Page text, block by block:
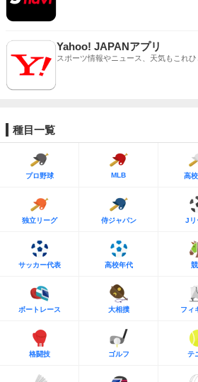
Yahoo! JAPANアプリ
スポーツ情報やニュース、天気もこれ
種目一覧
プロ野球 MLB 高
独立リーグ 侍ジャパン Jリ
サッカー代表 高校年代
ボートレース 大相撲 フィ
格闘技 ゴルフ テ